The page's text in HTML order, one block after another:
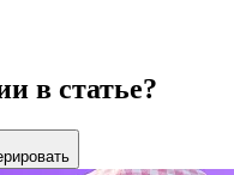
в статье?